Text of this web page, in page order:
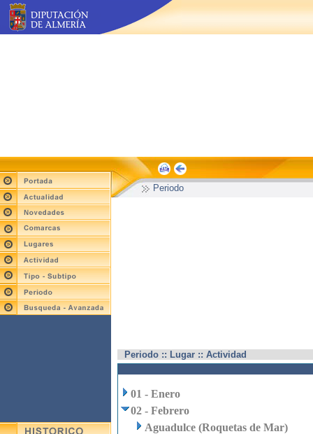
Periodo
Periodo :: Lugar :: Actividad
01 - Enero
02 - Febrero
Aguadulce (Roquetas de Mar)